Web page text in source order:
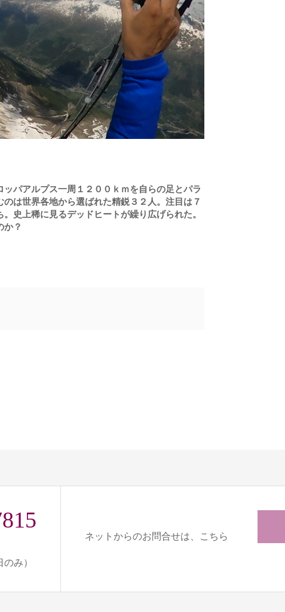
パアルプス一周１２００ｋｍを自らの足とパラ
は世界各地から選ばれた精鋭３２人。注目は７
史上稀に見るデッドヒートが繰り広げられた。
か？
み）
ネットからのお問合せは、こちら